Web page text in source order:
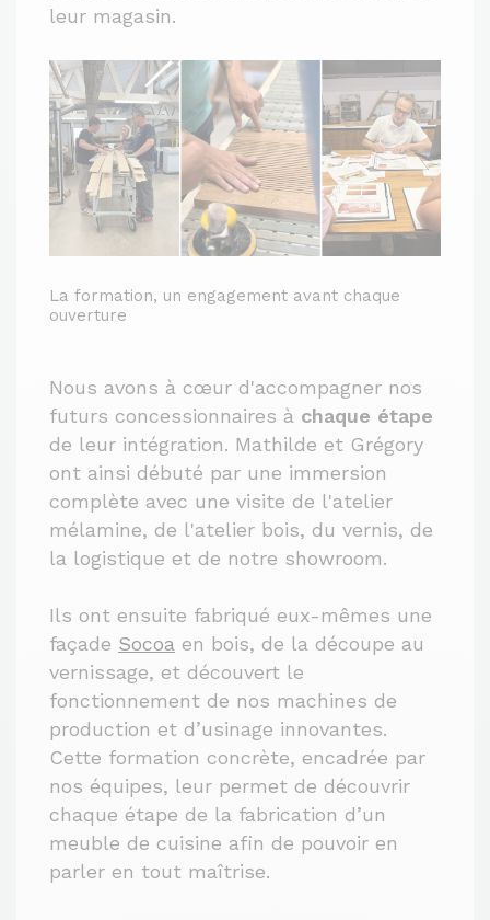
leur magasin.
La formation, un engagement avant chaque
ouverture
Nous avons à cœur d'accompagner nos
futurs concessionnaires à chaque étape
de leur intégration. Mathilde et Grégory
ont ainsi débuté par une immersion
complète avec une visite de l'atelier
mélamine, de l'atelier bois, du vernis, de
la logistique et de notre showroom.
Ils ont ensuite fabriqué eux-mêmes une
façade Socoa en bois, de la découpe au
vernissage, et découvert le
fonctionnement de nos machines de
production et d’usinage innovantes.
Cette formation concrète, encadrée par
nos équipes, leur permet de découvrir
chaque étape de la fabrication d’un
meuble de cuisine afin de pouvoir en
parler en tout maîtrise.